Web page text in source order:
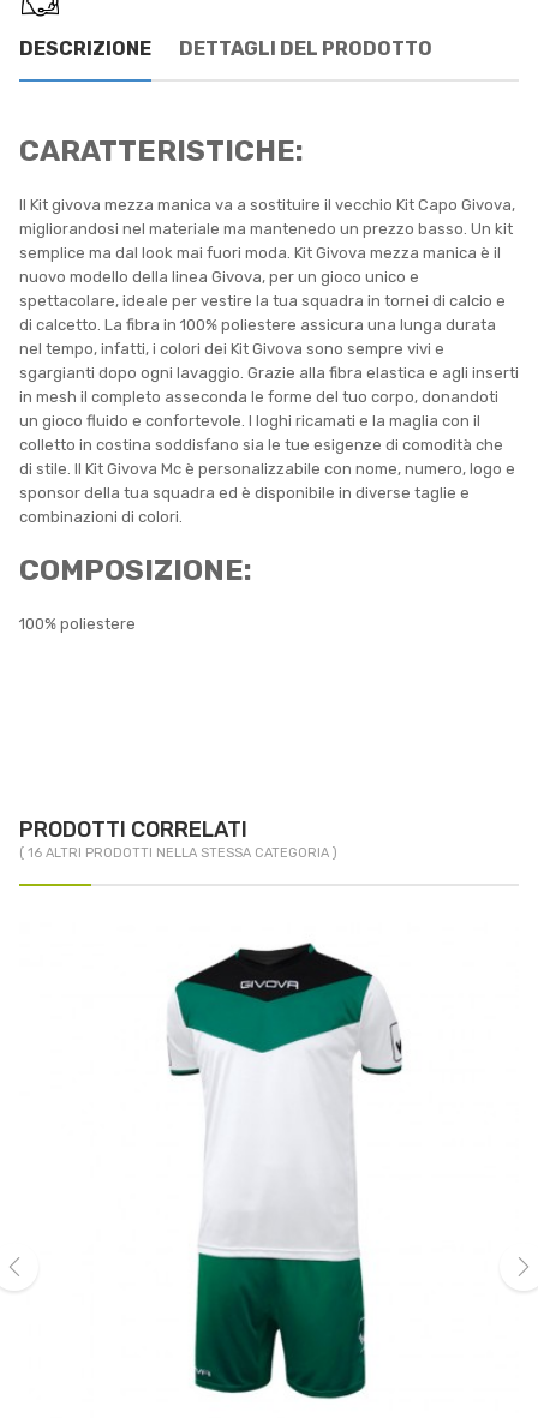
DESCRIZIONE DETTAGLI DEL PRODOTTO
CARATTERISTICHE:
Il Kit givova mezza manica va a sostituire il vecchio Kit Capo Givova,
migliorandosi nel materiale ma mantenedo un prezzo basso. Un kit
semplice ma dal look mai fuori moda. Kit Givova mezza manica è il
nuovo modello della linea Givova, per un gioco unico e
spettacolare, ideale per vestire la tua squadra in tornei di calcio e
di calcetto. La fibra in 100% poliestere assicura una lunga durata
nel tempo, infatti, i colori dei Kit Givova sono sempre vivi e
sgargianti dopo ogni lavaggio. Grazie alla fibra elastica e agli inserti
in mesh il completo asseconda le forme del tuo corpo, donandoti
un gioco fluido e confortevole. I loghi ricamati e la maglia con il
colletto in costina soddisfano sia le tue esigenze di comodità che
di stile. Il Kit Givova Mc è personalizzabile con nome, numero, logo e
sponsor della tua squadra ed è disponibile in diverse taglie e
combinazioni di colori.
COMPOSIZIONE:
100% poliestere
PRODOTTI CORRELATI
( 16 ALTRI PRODOTTI NELLA STESSA CATEGORIA )